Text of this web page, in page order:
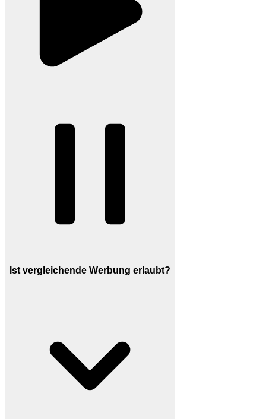
Ist vergleichende Werbung erlaubt?